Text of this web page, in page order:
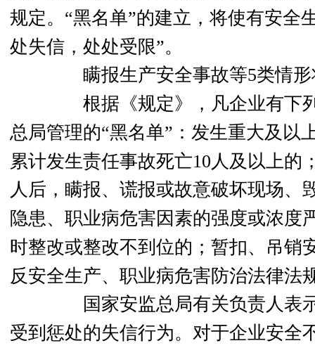
规定。“黑名单”的建立， 将使有安全
处失信，处处受限”。
瞒报生产安全事故等5类情
根据《规定》， 凡企业有下
总局管理的“黑名单”：发生重大及以
累计发生责任事故死亡10人及以上的
人后， 瞒报、谎报或故意破坏现场、
隐患、职业病危害因素的强度或浓度
时整改或整改不到位的；暂扣、吊销
反安全生产、职业病危害防治法律法
国家安监总局有关负责人表
受到惩处的失信行为。对于企业安全